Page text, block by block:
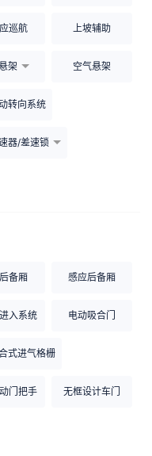
巡航 上坡辅助
架 空气悬架
转向系统
器/差速锁
备厢 感应后备厢
入系统 电动吸合门
式进气格栅
门把手 无框设计车门